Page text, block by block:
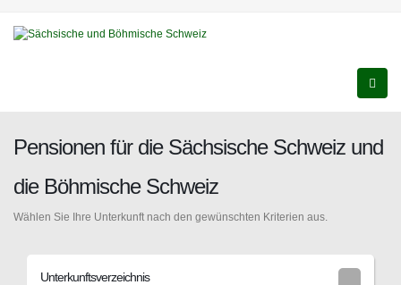
Pensionen für die Sächsische Schweiz und
die Böhmische Schweiz
Wählen Sie Ihre Unterkunft nach den gewünschten Kriterien aus.
Unterkunftsverzeichnis